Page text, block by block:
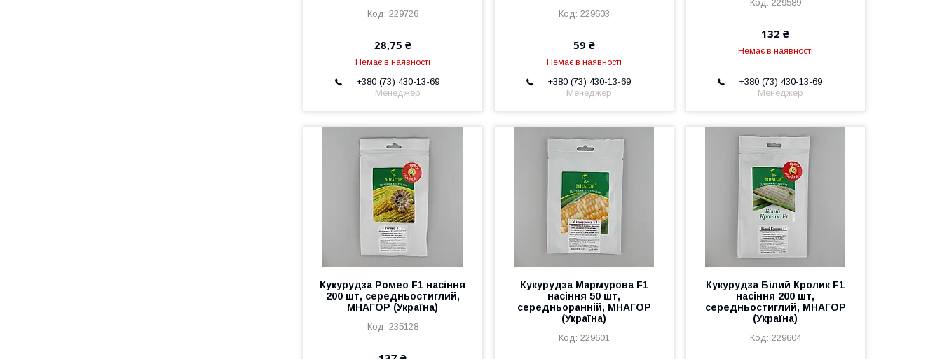
229726
28,75 ₴
Немає в наявності
+380 (73) 430-13-69
Менеджер
229603
59 ₴
Немає в наявності
+380 (73) 430-13-69
Менеджер
229589
132 ₴
Немає в наявності
+380 (73) 430-13-69
Менеджер
Кукурудза Ромео F1 насіння
200 шт, середньостиглий,
МНАГОР (Україна)
235128
Кукурудза Мармурова F1
насіння 50 шт,
середньоранній, МНАГОР
(Україна)
229601
Кукурудза Білий Кролик F1
насіння 200 шт,
середньостиглий, МНАГОР
(Україна)
229604